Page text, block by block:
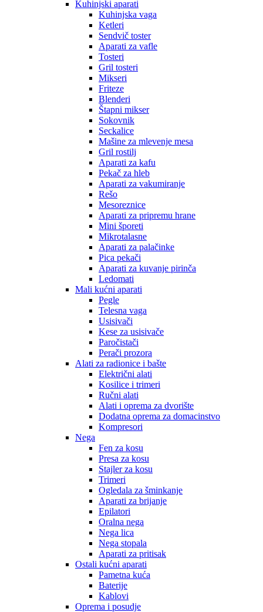
Kuhinjski aparati
Kuhinjska vaga
Ketleri
Sendvič toster
Aparati za vafle
Tosteri
Gril tosteri
Mikseri
Friteze
Blenderi
Štapni mikser
Sokovnik
Seckalice
Mašine za mlevenje mesa
Gril rostilj
Aparati za kafu
Pekač za hleb
Aparati za vakumiranje
Rešo
Mesoreznice
Aparati za pripremu hrane
Mini šporeti
Mikrotalasne
Aparati za palačinke
Pica pekači
Aparati za kuvanje pirinča
Ledomati
Mali kućni aparati
Pegle
Telesna vaga
Usisivači
Kese za usisivače
Paročistači
Perači prozora
Alati za radionice i bašte
Električni alati
Kosilice i trimeri
Ručni alati
Alati i oprema za dvorište
Dodatna oprema za domacinstvo
Kompresori
Nega
Fen za kosu
Presa za kosu
Stajler za kosu
Trimeri
Ogledala za šminkanje
Aparati za brijanje
Epilatori
Oralna nega
Nega lica
Nega stopala
Aparati za pritisak
Ostali kućni aparati
Pametna kuća
Baterije
Kablovi
Oprema i posudje